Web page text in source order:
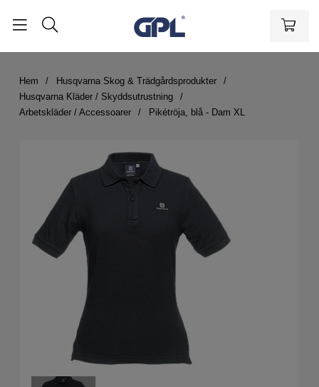
Hem
Husqvarna Skog & Trädgårdsprodukter
Husqvarna Kläder / Skyddsutrustning
Arbetskläder / Accessoarer
Pikétröja, blå - Dam XL